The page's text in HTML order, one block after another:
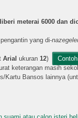
meterai 6000 dan
yang di-
Arial ukuran 12)
Contoh
keterangan masih
Kartu Bansos lainnya